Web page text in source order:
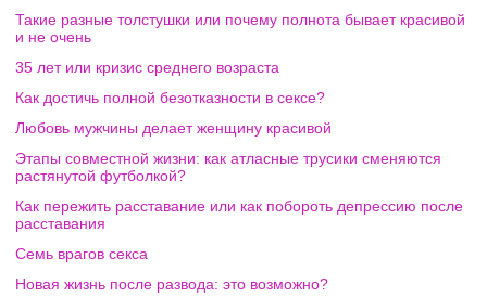
Такие разные толстушки или почему полнота бывает красивой
и не очень
35 лет или кризис среднего возраста
Как достичь полной безотказности в сексе?
Любовь мужчины делает женщину красивой
Этапы совместной жизни: как атласные трусики сменяются
растянутой футболкой?
Как пережить расставание или как побороть депрессию после
расставания
Семь врагов секса
Новая жизнь после развода: это возможно?